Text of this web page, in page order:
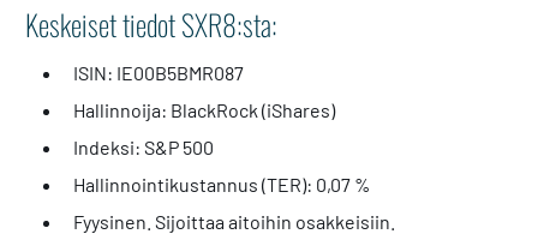
Keskeiset tiedot SXR8:sta:
ISIN: IE00B5BMR087
Hallinnoija: BlackRock (iShares)
Indeksi: S&P 500
Hallinnointikustannus (TER): 0,07 %
Fyysinen. Sijoittaa aitoihin osakkeisiin.